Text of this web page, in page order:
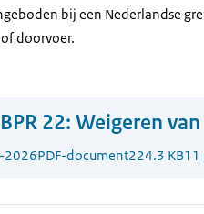
bij een Nederlandse
doorvoer.
BPR 22: Weigeren
2026PDF-document224.3 KB11